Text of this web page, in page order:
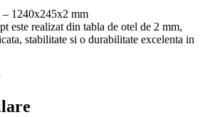
1240x245x2 mm
este realizat din tabla de otel de 2 mm,
stabilitate si o durabilitate excelenta in